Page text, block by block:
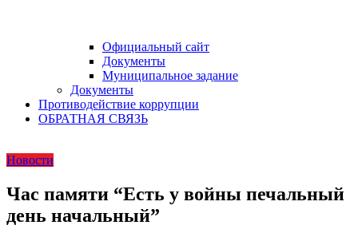
Официальный сайт
Документы
Муниципальное задание
Документы
Противодействие коррупции
ОБРАТНАЯ СВЯЗЬ
Новости
Час памяти “Есть у войны печальный
день начальный”